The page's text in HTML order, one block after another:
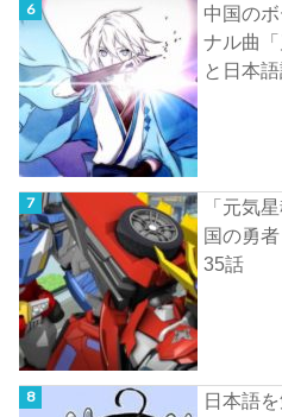
中国の
ナル曲
と日本語
「元気
国の勇
35話
日本語